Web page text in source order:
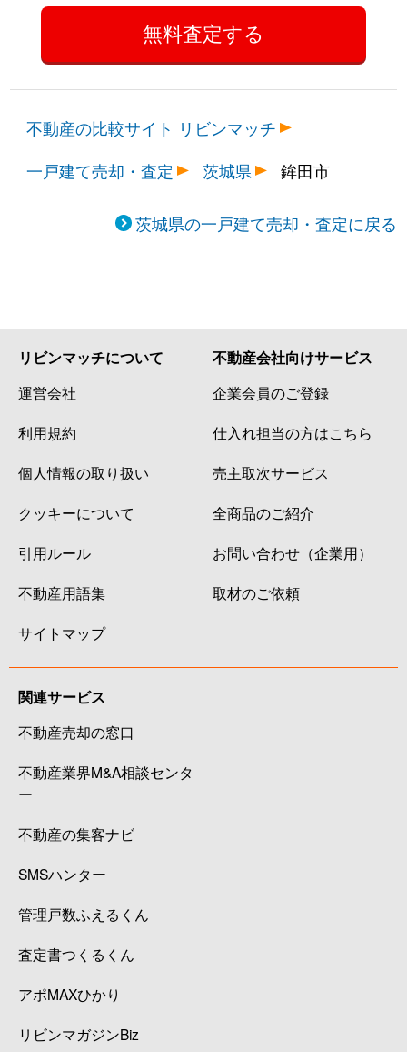
不動産の比較サイト リビンマッチ
一戸建て売却・査定
茨城県 鉾田市
茨城県の一戸建て売却・査定に戻る
リビンマッチについて
運営会社
利用規約
個人情報の取り扱い
クッキーについて
引用ルール
不動産用語集
サイトマップ
不動産会社向けサービス
企業会員のご登録
仕入れ担当の方はこちら
売主取次サービス
全商品のご紹介
お問い合わせ（企業用）
取材のご依頼
関連サービス
不動産売却の窓口
不動産業界M&A相談センタ
ー
不動産の集客ナビ
SMSハンター
管理戸数ふえるくん
査定書つくるくん
アポMAXひかり
リビンマガジンBiz